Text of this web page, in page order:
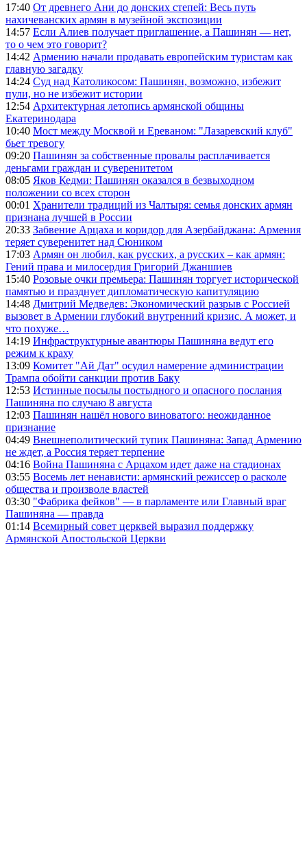
17:40 От древнего Ани до донских степей: Весь путь
нахичеванских армян в музейной экспозиции
14:57 Если Алиев получает приглашение, а Пашинян — нет,
то о чем это говорит?
14:42 Армению начали продавать европейским туристам как
главную загадку
14:24 Суд над Католикосом: Пашинян, возможно, избежит
пули, но не избежит истории
12:54 Архитектурная летопись армянской общины
Екатеринодара
10:40 Мост между Москвой и Ереваном: "Лазаревский клуб"
бьет тревогу
09:20 Пашинян за собственные провалы расплачивается
деньгами граждан и суверенитетом
08:05 Яков Кедми: Пашинян оказался в безвыходном
положении со всех сторон
00:01 Хранители традиций из Чалтыря: семья донских армян
признана лучшей в России
20:33 Забвение Арцаха и коридор для Азербайджана: Армения
теряет суверенитет над Сюником
17:03 Армян он любил, как русских, а русских – как армян:
Гений права и милосердия Григорий Джаншиев
15:40 Розовые очки премьера: Пашинян торгует исторической
памятью и празднует дипломатическую капитуляцию
14:48 Дмитрий Медведев: Экономический разрыв с Россией
вызовет в Армении глубокий внутренний кризис. А может, и
что похуже…
14:19 Инфраструктурные авантюры Пашиняна ведут его
режим к краху
13:09 Комитет "Ай Дат" осудил намерение администрации
Трампа обойти санкции против Баку
12:53 Истинные посылы постыдного и опасного послания
Пашиняна по случаю 8 августа
12:03 Пашинян нашёл нового виноватого: неожиданное
признание
04:49 Внешнеполитический тупик Пашиняна: Запад Армению
не ждет, а Россия теряет терпение
04:16 Война Пашиняна с Арцахом идет даже на стадионах
03:55 Восемь лет ненависти: армянский режиссер о расколе
общества и произволе властей
03:30 "Фабрика фейков" — в парламенте или Главный враг
Пашиняна — правда
01:14 Всемирный совет церквей выразил поддержку
Армянской Апостольской Церкви